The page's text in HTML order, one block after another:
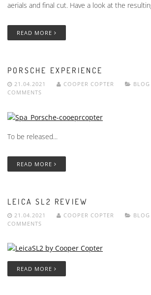
aerials and final cut. Have a look at the
READ MORE
PORSCHE EXPERIENCE
21.04.2021 COOPER COPTER BLOG
COMMENTS
To be released...
READ MORE
LEICA SL2 REVIEW
21.04.2021 COOPER COPTER BLOG
COMMENTS
READ MORE